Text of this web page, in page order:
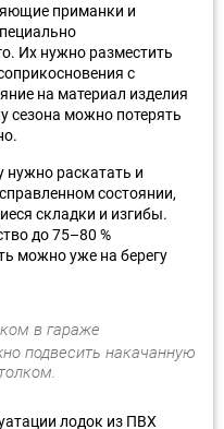
приманки и
Их нужно разместить
с
на материал изделия
сезона можно потерять
нужно раскатать и
состоянии,
складки и изгибы.
до 75–80 %
можно уже на берегу
подвесить накачанную
лодок из ПВХ